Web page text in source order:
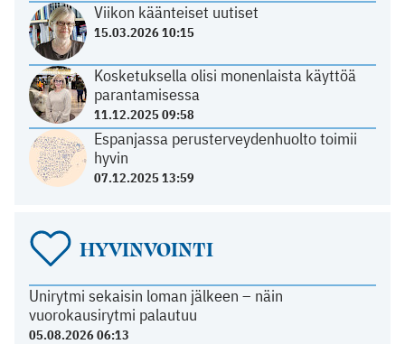
Viikon käänteiset uutiset
15.03.2026 10:15
Kosketuksella olisi monenlaista käyttöä
parantamisessa
11.12.2025 09:58
Espanjassa perusterveydenhuolto toimii
hyvin
07.12.2025 13:59
HYVINVOINTI
Unirytmi sekaisin loman jälkeen – näin
vuorokausirytmi palautuu
05.08.2026 06:13